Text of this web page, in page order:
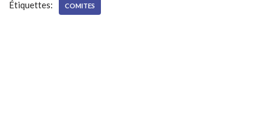
Étiquettes: COMITES